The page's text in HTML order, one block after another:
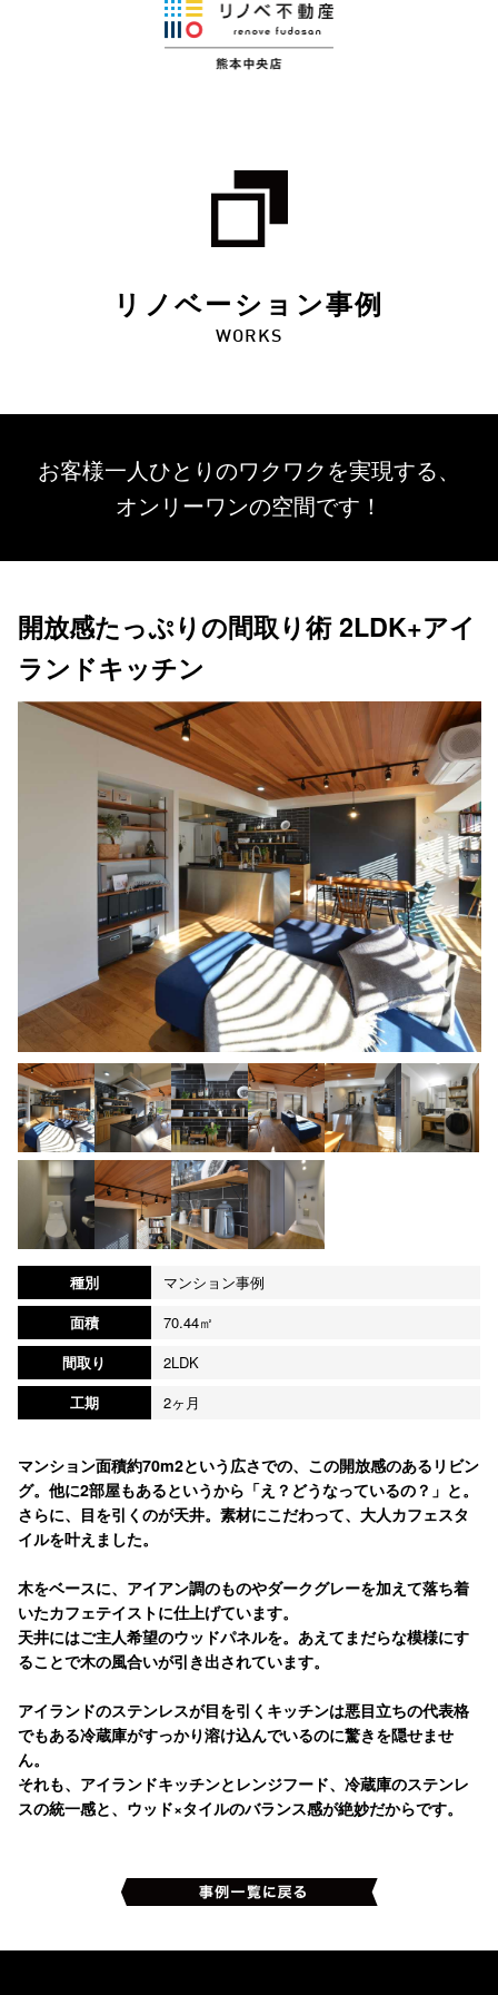
リノベーション事例
WORKS
お客様一人ひとりのワクワクを実現する、
オンリーワンの空間です！
開放感たっぷりの間取り術 2LDK+アイ
ランドキッチン
種別
マンション事例
面積
70.44㎡
間取り
2LDK
工期
2ヶ月
マンション面積約70m2という広さでの、この開放感のあるリビン
グ。他に2部屋もあるというから「え？どうなっているの？」と。
さらに、目を引くのが天井。素材にこだわって、大人カフェスタ
イルを叶えました。
木をベースに、アイアン調のものやダークグレーを加えて落ち着
いたカフェテイストに仕上げています。
天井にはご主人希望のウッドパネルを。あえてまだらな模様にす
ることで木の風合いが引き出されています。
アイランドのステンレスが目を引くキッチンは悪目立ちの代表格
でもある冷蔵庫がすっかり溶け込んでいるのに驚きを隠せませ
ん。
それも、アイランドキッチンとレンジフード、冷蔵庫のステンレ
スの統一感と、ウッド×タイルのバランス感が絶妙だからです。